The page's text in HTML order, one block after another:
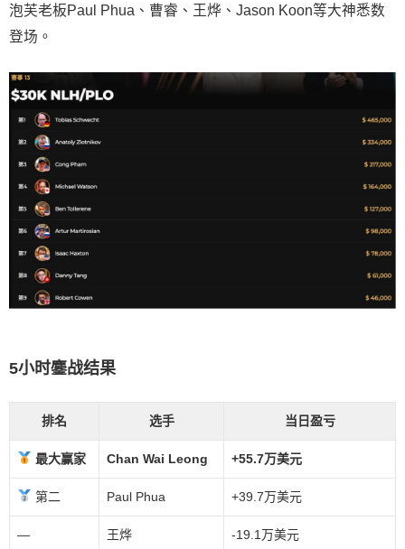
泡芙老板Paul Phua、曹睿、王烨、Jason Koon等大神悉数
登场。
5小时鏖战结果
排名 选手 当日盈亏
最大赢家 Chan Wai Leong +55.7万美元
第二 Paul Phua +39.7万美元
— 王烨 -19.1万美元